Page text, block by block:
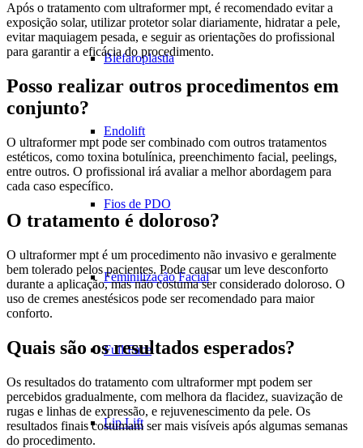
Blefaroplastia
Endolift
Fios de PDO
Feminilização Facial
Full Face
Lip Lift
Após o tratamento com ultraformer mpt, é recomendado evitar a
exposição solar, utilizar protetor solar diariamente, hidratar a pele,
evitar maquiagem pesada, e seguir as orientações do profissional
para garantir a eficácia do procedimento.
Posso realizar outros procedimentos em
conjunto?
O ultraformer mpt pode ser combinado com outros tratamentos
estéticos, como toxina botulínica, preenchimento facial, peelings,
entre outros. O profissional irá avaliar a melhor abordagem para
cada caso específico.
O tratamento é doloroso?
O ultraformer mpt é um procedimento não invasivo e geralmente
bem tolerado pelos pacientes. Pode causar um leve desconforto
durante a aplicação, mas não costuma ser considerado doloroso. O
uso de cremes anestésicos pode ser recomendado para maior
conforto.
Quais são os resultados esperados?
Os resultados do tratamento com ultraformer mpt podem ser
percebidos gradualmente, com melhora da flacidez, suavização de
rugas e linhas de expressão, e rejuvenescimento da pele. Os
resultados finais costumam ser mais visíveis após algumas semanas
do procedimento.